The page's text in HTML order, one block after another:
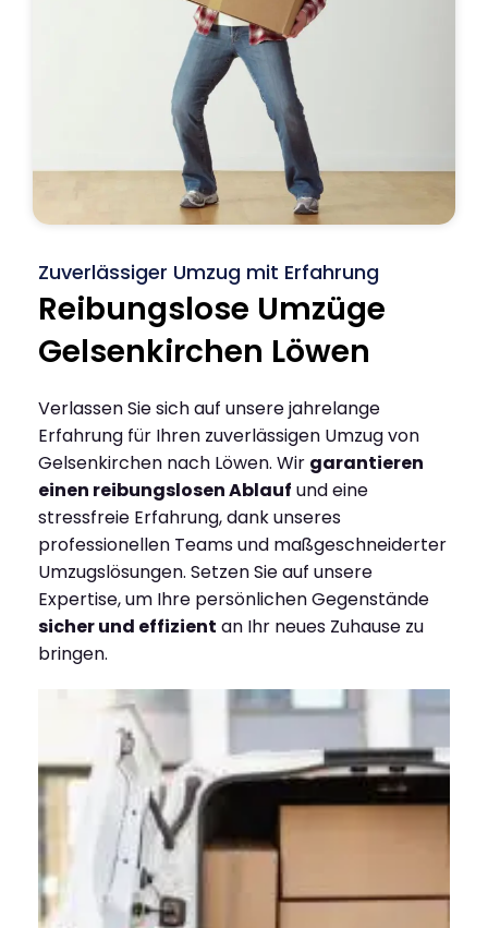
Zuverlässiger Umzug mit Erfahrung
Reibungslose Umzüge
Gelsenkirchen Löwen
Verlassen Sie sich auf unsere jahrelange
Erfahrung für Ihren zuverlässigen Umzug von
Gelsenkirchen nach Löwen. Wir garantieren
einen reibungslosen Ablauf und eine
stressfreie Erfahrung, dank unseres
professionellen Teams und maßgeschneiderter
Umzugslösungen. Setzen Sie auf unsere
Expertise, um Ihre persönlichen Gegenstände
sicher und effizient an Ihr neues Zuhause zu
bringen.